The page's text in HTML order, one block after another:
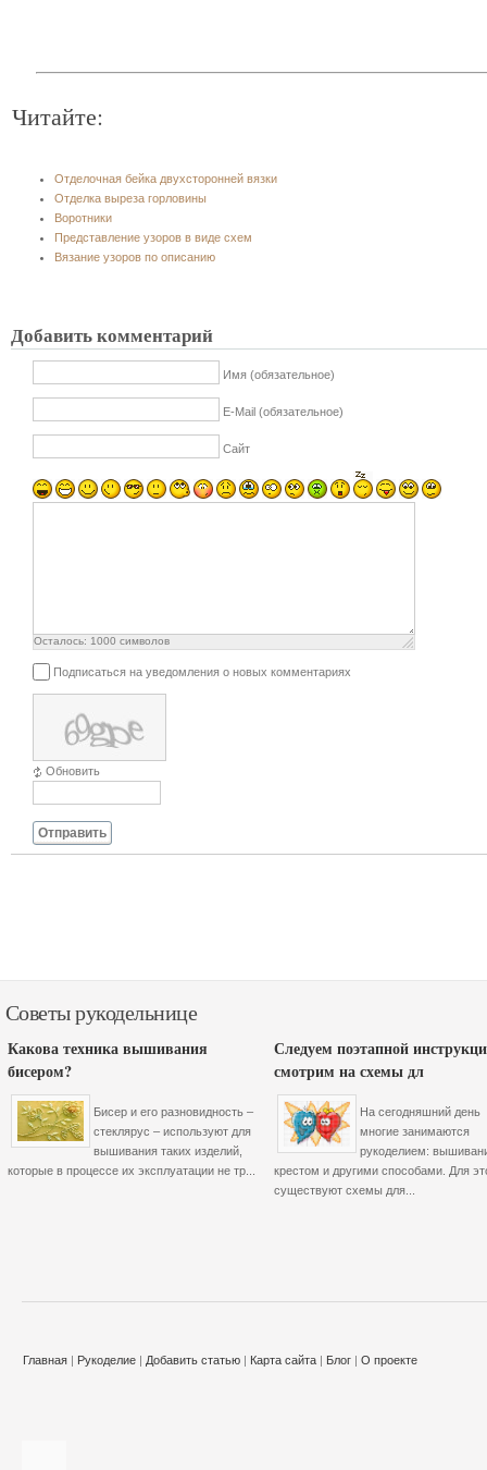
Читайте:
Отделочная бейка двухсторонней вязки
Отделка выреза горловины
Воротники
Представление узоров в виде схем
Вязание узоров по описанию
Добавить комментарий
Имя (обязательное)
E-Mail (обязательное)
Сайт
Осталось: 1000 символов
Подписаться на уведомления о новых комментариях
Обновить
Отправить
Советы рукодельнице
Какова техника вышивания
бисером?
Бисер и его разновидность –
стеклярус – используют для
вышивания таких изделий,
которые в процессе их эксплуатации не тр...
Следуем поэтапной
смотрим на схемы дл
На сегодняшний день
многие занимаются
рукоделием:
крестом и другими способами. Для
существуют схемы для...
Главная | Рукоделие | Добавить статью | Карта сайта | Блог | О проекте